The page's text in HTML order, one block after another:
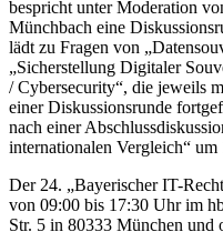
bespricht unter Moderation
Münchbach eine
lädt zu Fragen von
„Sicherstellung Digitaler
/ Cybersecurity“, die jeweils
einer Diskussionsrunde
nach einer
internationalen Vergleich“ um
Der 24. „Bayerischer IT-
von 09:00 bis 17:30 Uhr im
Str. 5 in 80333 München und